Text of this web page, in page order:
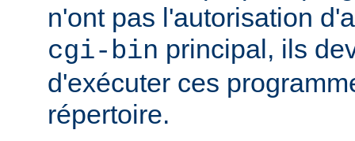
n'ont pas l'autorisation
cgi-bin principal, ils
d'exécuter ces
répertoire.